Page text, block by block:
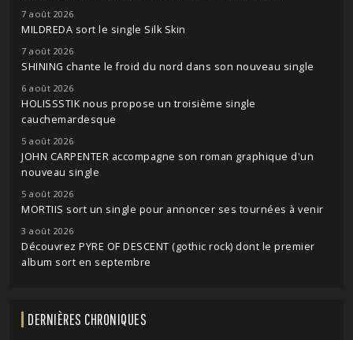
7 août 2026
MILDREDA sort le single Silk Skin
7 août 2026
SHINING chante le froid du nord dans son nouveau single
6 août 2026
HOLISSSTIK nous propose un troisième single
cauchemardesque
5 août 2026
JOHN CARPENTER accompagne son roman graphique d'un
nouveau single
5 août 2026
MORTIIS sort un single pour annoncer ses tournées à venir
3 août 2026
Découvrez PYRE OF DESCENT (gothic rock) dont le premier
album sort en septembre
DERNIÈRES CHRONIQUES